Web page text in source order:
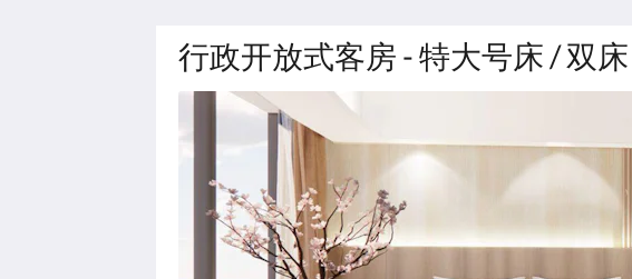
行政开放式客房 - 特大号床 / 双床
是